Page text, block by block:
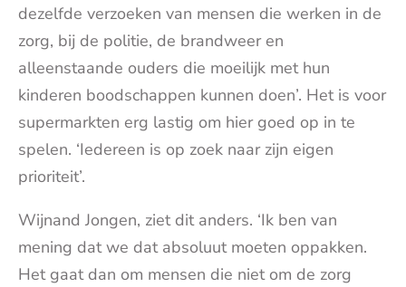
dezelfde verzoeken van mensen die werken in de
zorg, bij de politie, de brandweer en
alleenstaande ouders die moeilijk met hun
kinderen boodschappen kunnen doen’. Het is voor
supermarkten erg lastig om hier goed op in te
spelen. ‘Iedereen is op zoek naar zijn eigen
prioriteit’.
Wijnand Jongen, ziet dit anders. ‘Ik ben van
mening dat we dat absoluut moeten oppakken.
Het gaat dan om mensen die niet om de zorg